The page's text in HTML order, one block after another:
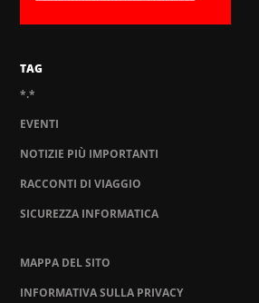
TAG
*.*
EVENTI
NOTIZIE PIÙ IMPORTANTI
RACCONTI DI VIAGGIO
SICUREZZA INFORMATICA
MAPPA DEL SITO
INFORMATIVA SULLA PRIVACY